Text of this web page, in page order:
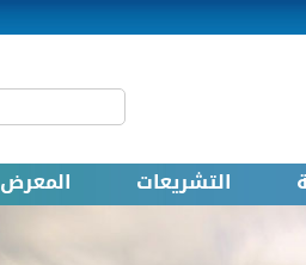
التشريعات المعرض